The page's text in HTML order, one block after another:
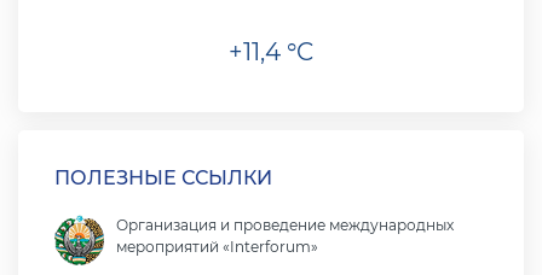
+11,4 °C
ПОЛЕЗНЫЕ ССЫЛКИ
Организация и проведение международных
мероприятий «Interforum»